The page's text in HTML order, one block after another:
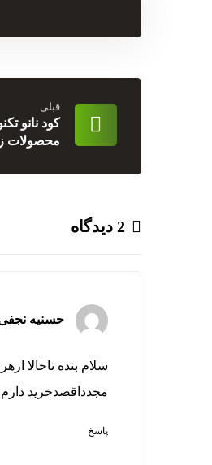
قبلی
کود نانو
محصولات
2 دیدگاه
حسنیه
سلام بنده تاحالا
مجدداقصدخرید دارم
پاسخ